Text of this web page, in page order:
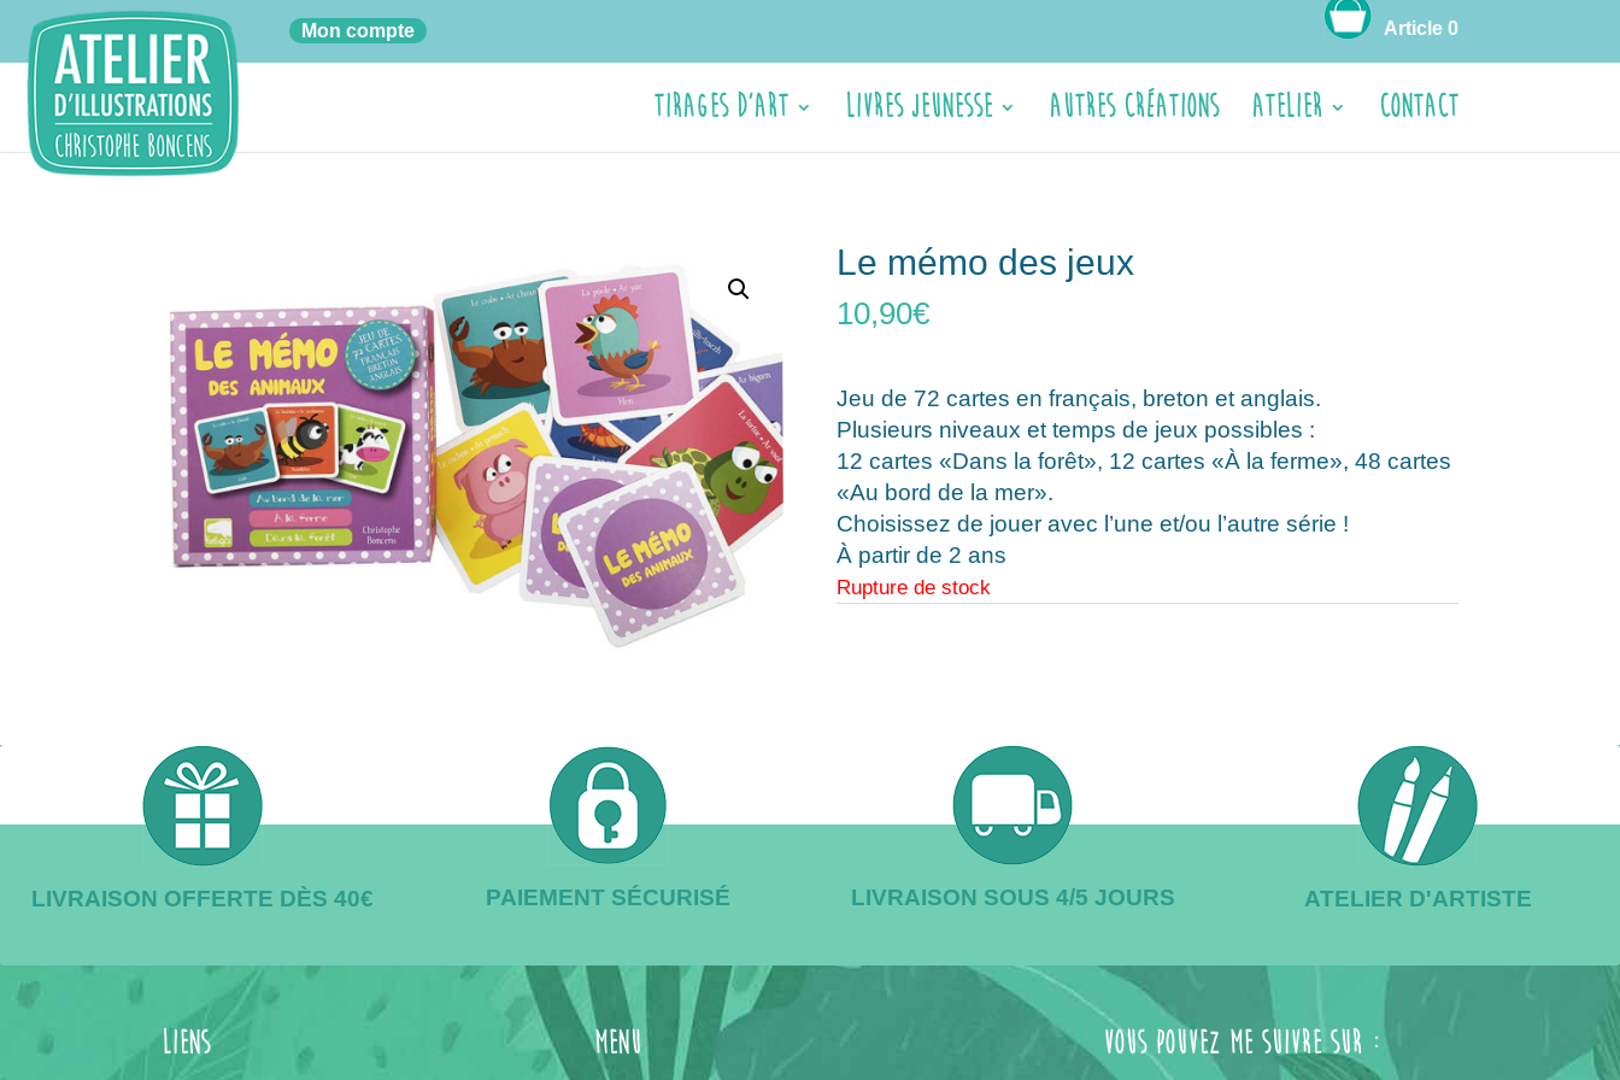
01 Mon compte Article 0
Tirages d’Art Livres jeunesse Autres créations ATELIER CONTACT
Le mémo des jeux
10,90€
Jeu de 72 cartes en français, breton et anglais.
Plusieurs niveaux et temps de jeux possibles :
12 cartes «Dans la forêt», 12 cartes «À la ferme», 48 cartes
«Au bord de la mer».
Choisissez de jouer avec l’une et/ou l’autre série !
À partir de 2 ans
Rupture de stock
LIVRAISON OFFERTE DÈS 40€ PAIEMENT SÉCURISÉ LIVRAISON SOUS 4/5 JOURS ATELIER D'ARTISTE
Liens menu Vous pouvez me suivre sur :